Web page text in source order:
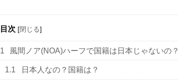
目次 [閉じる]
1 風間ノア(NOA)ハーフで国籍は日本じゃないの？
1.1 日本人なの？国籍は？